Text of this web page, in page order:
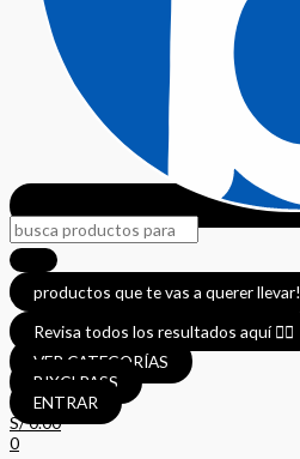
productos que te vas a querer llevar!
Revisa todos los resultados aquí 👈🏼
VER CATEGORÍAS
BIXCI PASS
ENTRAR
S/0.00
0